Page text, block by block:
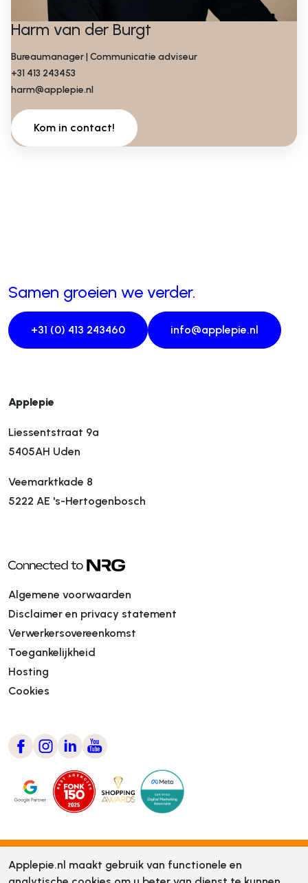
Harm van der Burgt
Bureaumanager | Communicatie adviseur
+31 413 243453
harm@applepie.nl
Kom in contact!
Samen groeien we verder.
+31 (0) 413 243460 info@applepie.nl
Applepie
Liessentstraat 9a
5405AH Uden
Veemarktkade 8
5222 AE 's-Hertogenbosch
Algemene voorwaarden
Disclaimer en privacy statement
Verwerkersovereenkomst
Toegankelijkheid
Hosting
Cookies
Applepie.nl maakt gebruik van functionele en